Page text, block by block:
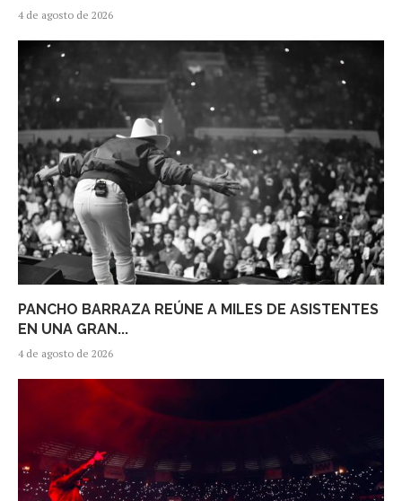
4 de agosto de 2026
PANCHO BARRAZA REÚNE A MILES DE ASISTENTES
EN UNA GRAN...
4 de agosto de 2026